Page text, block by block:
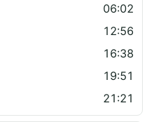
06:02
12:56
16:38
19:51
21:21